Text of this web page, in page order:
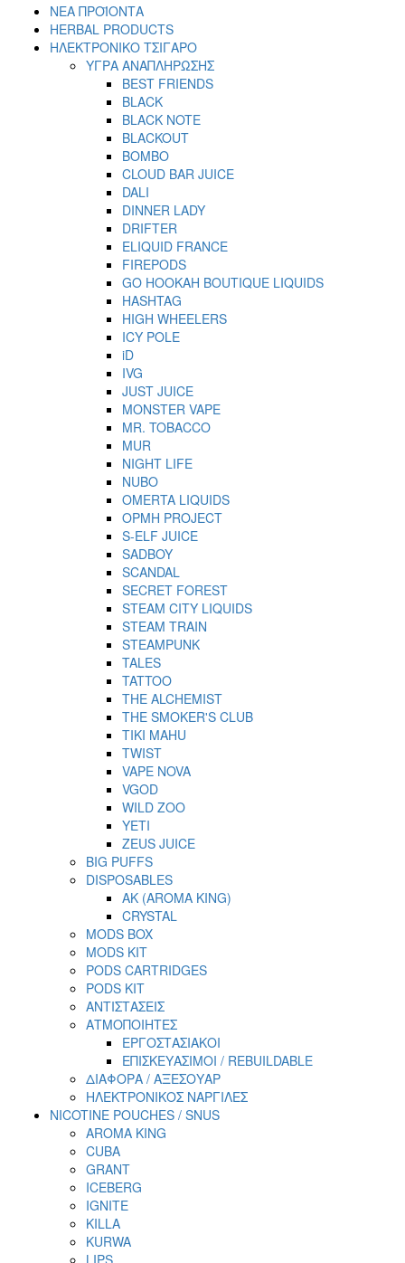
ΝΕΑ ΠΡΟΪΟΝΤΑ
HERBAL PRODUCTS
ΗΛΕΚΤΡΟΝΙΚΟ ΤΣΙΓΑΡΟ
ΥΓΡΑ ΑΝΑΠΛΗΡΩΣΗΣ
BEST FRIENDS
BLACK
BLACK NOTE
BLACKOUT
BOMBO
CLOUD BAR JUICE
DALI
DINNER LADY
DRIFTER
ELIQUID FRANCE
FIREPODS
GO HOOKAH BOUTIQUE LIQUIDS
HASHTAG
HIGH WHEELERS
ICY POLE
iD
IVG
JUST JUICE
MONSTER VAPE
MR. TOBACCO
MUR
NIGHT LIFE
NUBO
OMERTA LIQUIDS
OPMH PROJECT
S-ELF JUICE
SADBOY
SCANDAL
SECRET FOREST
STEAM CITY LIQUIDS
STEAM TRAIN
STEAMPUNK
TALES
TATTOO
THE ALCHEMIST
THE SMOKER'S CLUB
TIKI MAHU
TWIST
VAPE NOVA
VGOD
WILD ZOO
YETI
ZEUS JUICE
BIG PUFFS
DISPOSABLES
AK (AROMA KING)
CRYSTAL
MODS BOX
MODS KIT
PODS CARTRIDGES
PODS KIT
ΑΝΤΙΣΤΑΣΕΙΣ
ΑΤΜΟΠΟΙΗΤΕΣ
ΕΡΓΟΣΤΑΣΙΑΚΟΙ
ΕΠΙΣΚΕΥΑΣΙΜΟΙ / REBUILDABLE
ΔΙΑΦΟΡΑ / ΑΞΕΣΟΥΑΡ
ΗΛΕΚΤΡΟΝΙΚΟΣ ΝΑΡΓΙΛΕΣ
NICOTINE POUCHES / SNUS
AROMA KING
CUBA
GRANT
ICEBERG
IGNITE
KILLA
KURWA
LIPS